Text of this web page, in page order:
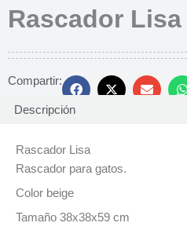
Rascador
Compartir:
Descripción
Rascador Lisa
Rascador para gatos.
Color beige
Tamaño 38x38x59 cm